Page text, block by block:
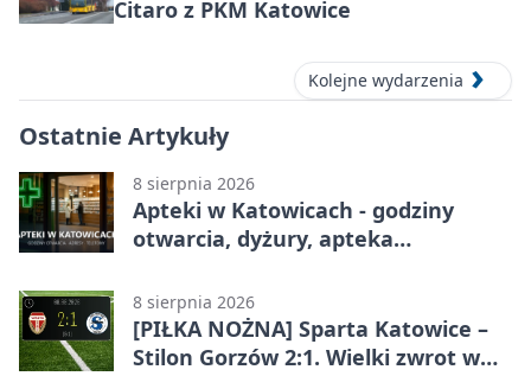
Citaro z PKM Katowice
Kolejne wydarzenia
Ostatnie Artykuły
8 sierpnia 2026
Apteki w Katowicach - godziny
otwarcia, dyżury, apteka
8 sierpnia 2026
[PIŁKA NOŻNA] Sparta Katowice –
Stilon Gorzów 2:1. Wielki zwrot w